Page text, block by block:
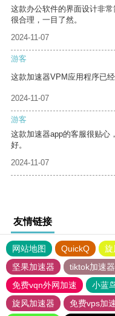
这款办公软件的界面设计非
很合理，一目了然。
2024-11-07
游客
这款加速器VPM应用程序已
2024-11-07
游客
这款加速器app的客服很贴心
好。
2024-11-07
友情链接
网站地图 QuickQ 旋
坚果加速器
tiktok加速器
免费vqn外网加速
小蓝
旋风加速器
免费vps加